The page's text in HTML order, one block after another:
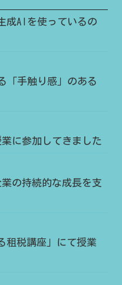
成AIを使っているの
「手触り感」のある
に参加してきました
の持続的な成長を支
租税講座」にて授業